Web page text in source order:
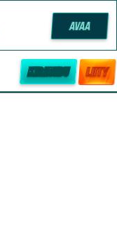
AVAA
KIRJAUDU LIITY